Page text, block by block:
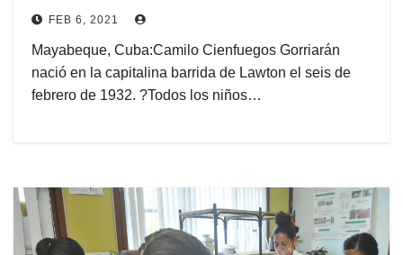
FEB 6, 2021
Mayabeque, Cuba:Camilo Cienfuegos Gorriarán
nació en la capitalina barrida de Lawton el seis de
febrero de 1932. ?Todos los niños…